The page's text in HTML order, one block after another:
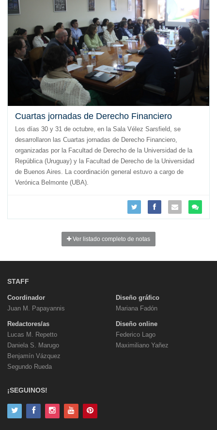
Cuartas jornadas de Derecho Financiero
Los días 30 y 31 de octubre, en la Sala Vélez Sarsfield, se
desarrollaron las Cuartas jornadas de Derecho Financiero,
organizadas por la Facultad de Derecho de la Universidad de la
República (Uruguay) y la Facultad de Derecho de la Universidad
de Buenos Aires. La coordinación general estuvo a cargo de
Verónica Belmonte (UBA).
Ver listado completo de notas
STAFF
Coordinador
Juan M. Papayannis
Redactores/as
Lucas M. Repetto
Daniela S. Marugo
Benjamín Vázquez
Segundo Rueda
Diseño gráfico
Mariana Fadón
Diseño online
Federico Lago
Maximiliano Yañez
¡SEGUINOS!